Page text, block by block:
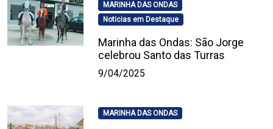
MARINHA DAS ONDAS
Noticias em Destaque
Marinha das Ondas: São Jorge
celebrou Santo das Turras
9/04/2025
MARINHA DAS ONDAS